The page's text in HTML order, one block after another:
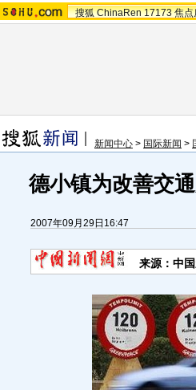
搜狐 ChinaRen 17173 焦点
新闻中心 > 国际新闻 >
德小镇为改善交
2007年09月29日16:47
来源：中